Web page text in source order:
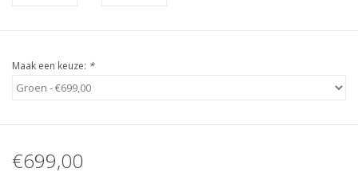
Maak een keuze: *
€699,00